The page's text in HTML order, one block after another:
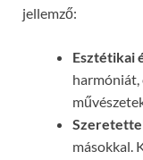
jellemző:
Esztétikai
harmóniát,
másokkal.